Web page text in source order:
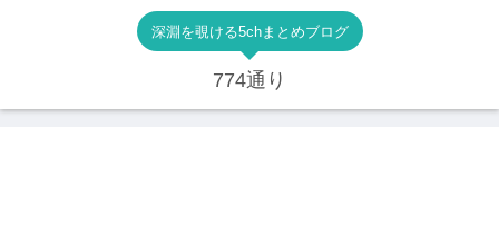
深淵を覗ける5chまとめブログ
774通り